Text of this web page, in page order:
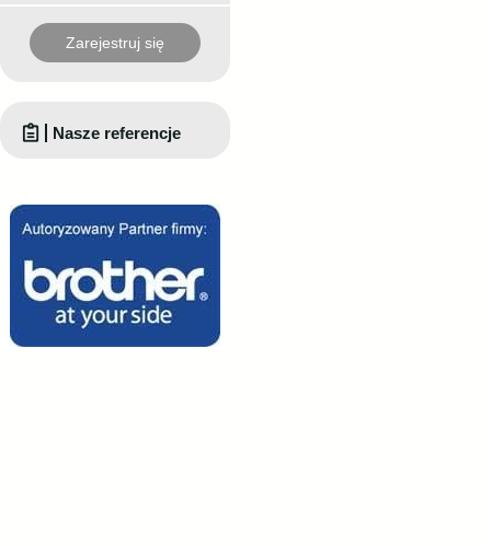
Zarejestruj się
Nasze referencje